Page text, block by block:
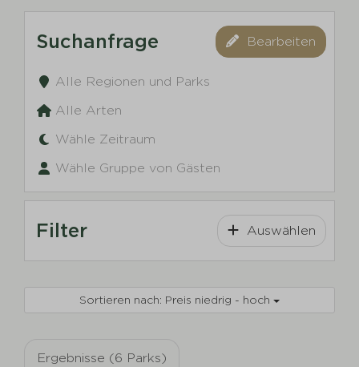
Suchanfrage Bearbeiten
Alle Regionen und Parks
Alle Arten
Wähle Zeitraum
Wähle Gruppe von Gästen
Filter Auswählen
Sortieren nach: Preis niedrig - hoch
Ergebnisse (6 Parks)